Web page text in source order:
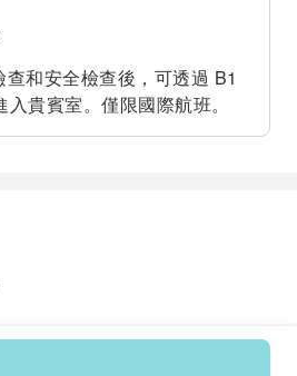
和安全檢查後，可透過 B1
貴賓室。僅限國際航班。